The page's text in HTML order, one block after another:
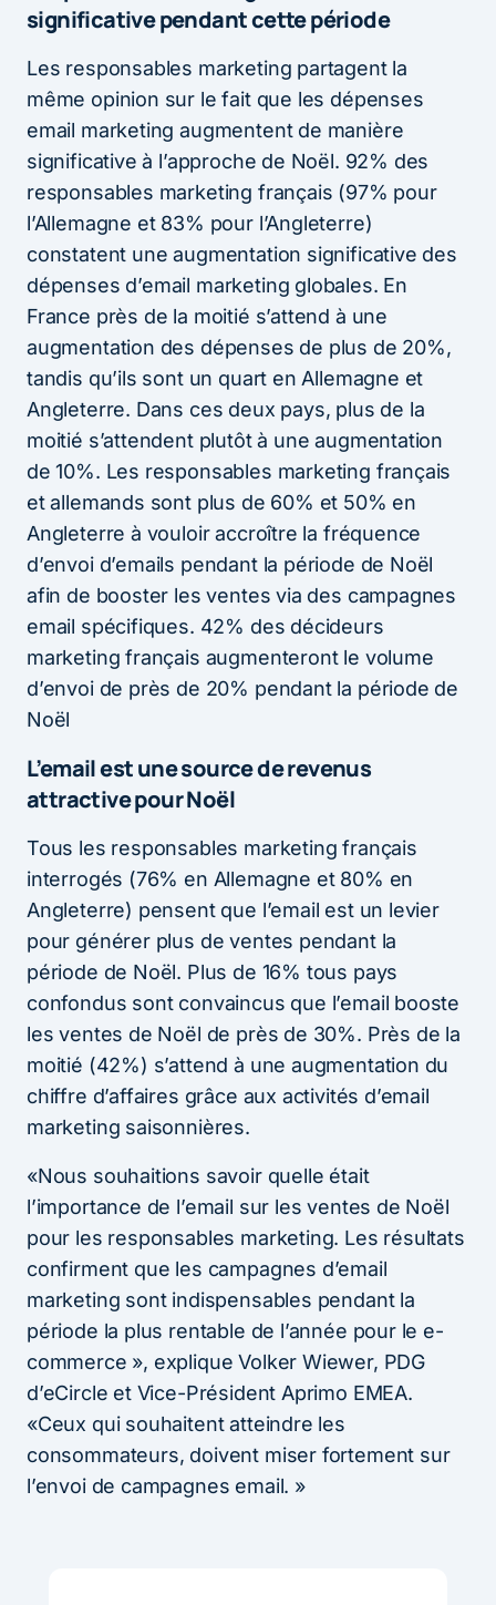
significative pendant cette période
Les responsables marketing partagent la
même opinion sur le fait que les dépenses
email marketing augmentent de manière
significative à l’approche de Noël. 92% des
responsables marketing français (97% pour
l’Allemagne et 83% pour l’Angleterre)
constatent une augmentation significative des
dépenses d’email marketing globales. En
France près de la moitié s’attend à une
augmentation des dépenses de plus de 20%,
tandis qu’ils sont un quart en Allemagne et
Angleterre. Dans ces deux pays, plus de la
moitié s’attendent plutôt à une augmentation
de 10%. Les responsables marketing français
et allemands sont plus de 60% et 50% en
Angleterre à vouloir accroître la fréquence
d’envoi d’emails pendant la période de Noël
afin de booster les ventes via des campagnes
email spécifiques. 42% des décideurs
marketing français augmenteront le volume
d’envoi de près de 20% pendant la période de
Noël
L’email est une source de revenus
attractive pour Noël
Tous les responsables marketing français
interrogés (76% en Allemagne et 80% en
Angleterre) pensent que l’email est un levier
pour générer plus de ventes pendant la
période de Noël. Plus de 16% tous pays
confondus sont convaincus que l’email booste
les ventes de Noël de près de 30%. Près de la
moitié (42%) s’attend à une augmentation du
chiffre d’affaires grâce aux activités d’email
marketing saisonnières.
«Nous souhaitions savoir quelle était
l’importance de l’email sur les ventes de Noël
pour les responsables marketing. Les résultats
confirment que les campagnes d’email
marketing sont indispensables pendant la
période la plus rentable de l’année pour le e-
commerce », explique Volker Wiewer, PDG
d’eCircle et Vice-Président Aprimo EMEA.
«Ceux qui souhaitent atteindre les
consommateurs, doivent miser fortement sur
l’envoi de campagnes email. »